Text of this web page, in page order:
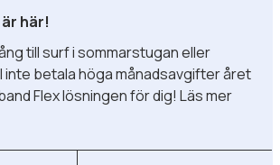
här!
till surf i sommarstugan eller
inte betala höga månadsavgifter året
Flex lösningen för dig! Läs mer